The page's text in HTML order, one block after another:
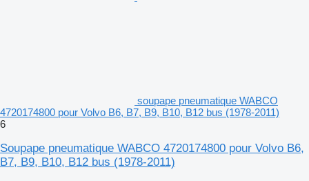
soupape pneumatique WABCO
4720174800 pour Volvo B6, B7, B9, B10, B12 bus (1978-2011)
6
Soupape pneumatique WABCO 4720174800 pour Volvo B6,
B7, B9, B10, B12 bus (1978-2011)